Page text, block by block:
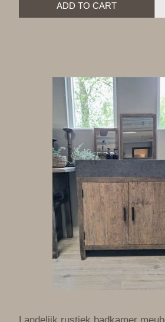
ADD TO CART